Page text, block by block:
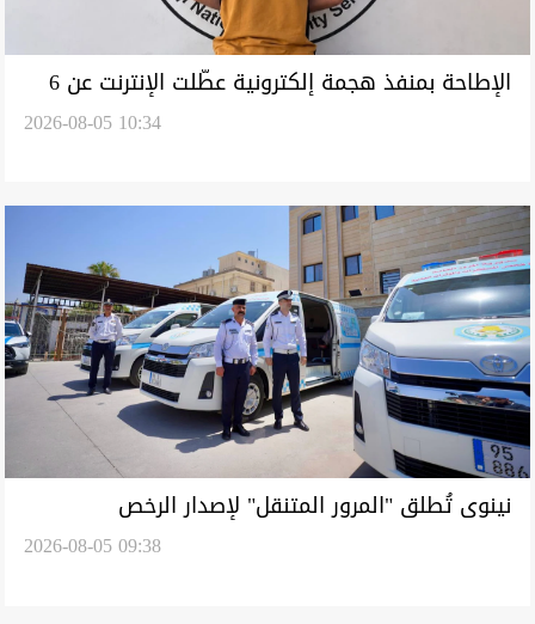
الإطاحة بمنفذ هجمة إلكترونية عطّلت الإنترنت عن 6
2026-08-05 10:34
نينوى تُطلق "المرور المتنقل" لإصدار الرخص
2026-08-05 09:38